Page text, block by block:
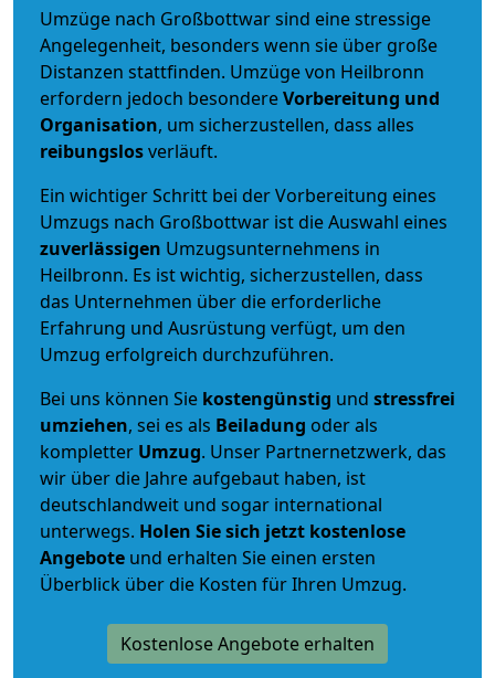
Umzüge nach Großbottwar sind eine stressige
Angelegenheit, besonders wenn sie über große
Distanzen stattfinden. Umzüge von Heilbronn
erfordern jedoch besondereVorbereitung und
Organisation, um sicherzustellen, dass alles
reibungslosverläuft.
Ein wichtiger Schritt bei der Vorbereitung eines
Umzugs nach Großbottwar ist die Auswahl eines
zuverlässigen Umzugsunternehmens in
Heilbronn. Es ist wichtig, sicherzustellen, dass
das Unternehmen über die erforderliche
Erfahrung und Ausrüstung verfügt, um den
Umzug erfolgreich durchzuführen.
Bei uns können Sie kostengünstig und stressfrei
umziehen, sei es als Beiladung oder als
kompletter Umzug. Unser Partnernetzwerk, das
wir über die Jahre aufgebaut haben, ist
deutschlandweit und sogar international
unterwegs. Holen Sie sich jetzt kostenlose
Angebote und erhalten Sie einen ersten
Überblick über die Kosten für Ihren Umzug.
Kostenlose Angebote erhalten